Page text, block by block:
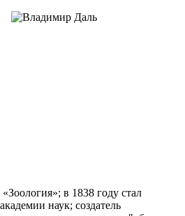
в 1838 году стал
наук; создатель